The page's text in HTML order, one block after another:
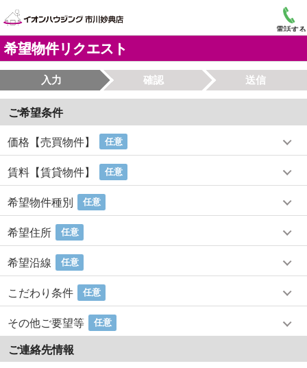
電話する
希望物件リクエスト
入力 確認 送信
ご希望条件
価格【売買物件】 任意
賃料【賃貸物件】 任意
希望物件種別 任意
希望住所 任意
希望沿線 任意
こだわり条件 任意
その他ご要望等 任意
ご連絡先情報